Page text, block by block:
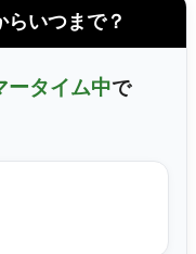
いつまで？
ータイム中で